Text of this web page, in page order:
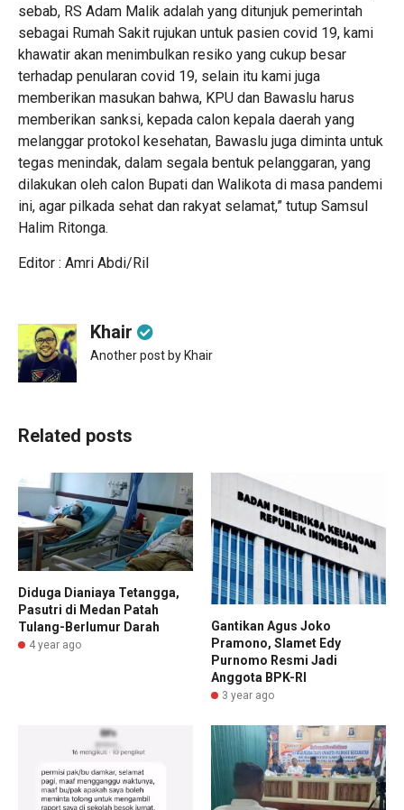
sebab, RS Adam Malik adalah yang ditunjuk pemerintah
sebagai Rumah Sakit rujukan untuk pasien covid 19, kami
khawatir akan menimbulkan resiko yang cukup besar
terhadap penularan covid 19, selain itu kami juga
memberikan masukan bahwa, KPU dan Bawaslu harus
memberikan sanksi, kepada calon kepala daerah yang
melanggar protokol kesehatan, Bawaslu juga diminta untuk
tegas menindak, dalam segala bentuk pelanggaran, yang
dilakukan oleh calon Bupati dan Walikota di masa pandemi
ini, agar pilkada sehat dan rakyat selamat,” tutup Samsul
Halim Ritonga.
Editor : Amri Abdi/Ril
Khair
Another post by Khair
Related posts
Diduga Dianiaya Tetangga,
Pasutri di Medan Patah
Tulang-Berlumur Darah
4 year ago
Gantikan Agus Joko
Pramono, Slamet Edy
Purnomo Resmi Jadi
Anggota BPK-RI
3 year ago